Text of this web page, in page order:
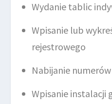
Wydanie tablic
Wpisanie lub
rejestrowego
Nabijanie numerów
Wpisanie instalacji